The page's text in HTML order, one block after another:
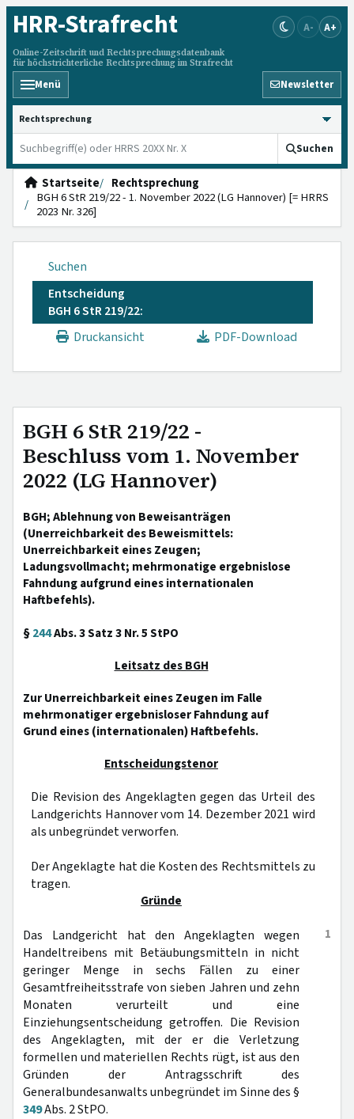
HRR-Strafrecht
Online-Zeitschrift und Rechtsprechungsdatenbank
für höchstrichterliche Rechtsprechung im Strafrecht
A- A+
Menü Newsletter
HRRS durchsuchen
Suchen
Startseite
Rechtsprechung
BGH 6 StR 219/22 - 1. November 2022 (LG Hannover) [= HRRS
2023 Nr. 326]
Suchen
Entscheidung
BGH 6 StR 219/22:
Druckansicht
PDF-Download
BGH 6 StR 219/22 -
Beschluss vom 1. November
2022 (LG Hannover)
BGH; Ablehnung von Beweisanträgen
(Unerreichbarkeit des Beweismittels:
Unerreichbarkeit eines Zeugen;
Ladungsvollmacht; mehrmonatige ergebnislose
Fahndung aufgrund eines internationalen
Haftbefehls).
§244Abs. 3 Satz 3 Nr. 5 StPO
Leitsatz des BGH
Zur Unerreichbarkeit eines Zeugen im Falle
mehrmonatiger ergebnisloser Fahndung auf
Grund eines (internationalen) Haftbefehls.
Entscheidungstenor
Die Revision des Angeklagten gegen das Urteil des
Landgerichts Hannover vom 14. Dezember 2021 wird
als unbegründet verworfen.
Der Angeklagte hat die Kosten des Rechtsmittels zu
tragen.
Gründe
1
Das Landgericht hat den Angeklagten wegen
Handeltreibens mit Betäubungsmitteln in nicht
geringer Menge in sechs Fällen zu einer
Gesamtfreiheitsstrafe von sieben Jahren und zehn
Monaten verurteilt und eine
Einziehungsentscheidung getroffen. Die Revision
des Angeklagten, mit der er die Verletzung
formellen und materiellen Rechts rügt, ist aus den
Gründen der Antragsschrift des
Generalbundesanwalts unbegründet im Sinne des §
349Abs. 2 StPO.